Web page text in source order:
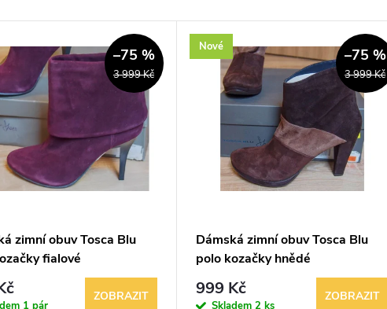
3 999 Kč
–75 %
zimní obuv Tosca Blu
fialové
1 pár
ZOBRAZIT
Nové
3 999 Kč
–75 %
Dámská zimní obuv Tosca Blu
polo kozačky hnědé
999 Kč
Skladem 2 ks
ZOBRAZIT